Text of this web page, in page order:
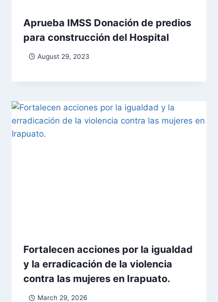
Aprueba IMSS Donación de predios
para construcción del Hospital
August 29, 2023
Fortalecen acciones por la igualdad
y la erradicación de la violencia
contra las mujeres en Irapuato.
March 29, 2026